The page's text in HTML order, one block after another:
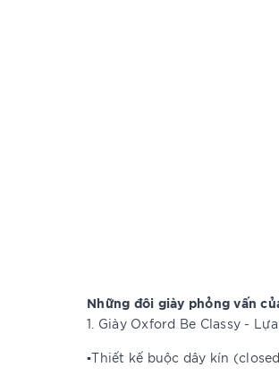
Những đôi giày phỏng vấn
1. Giày Oxford Be Classy -
▪️Thiết kế buộc dây kín